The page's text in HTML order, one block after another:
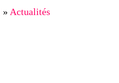
» Actualités